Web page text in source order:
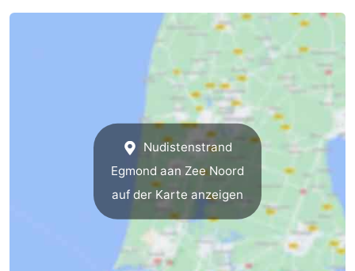
Nudistenstrand
Egmond aan Zee Noord
auf der Karte anzeigen